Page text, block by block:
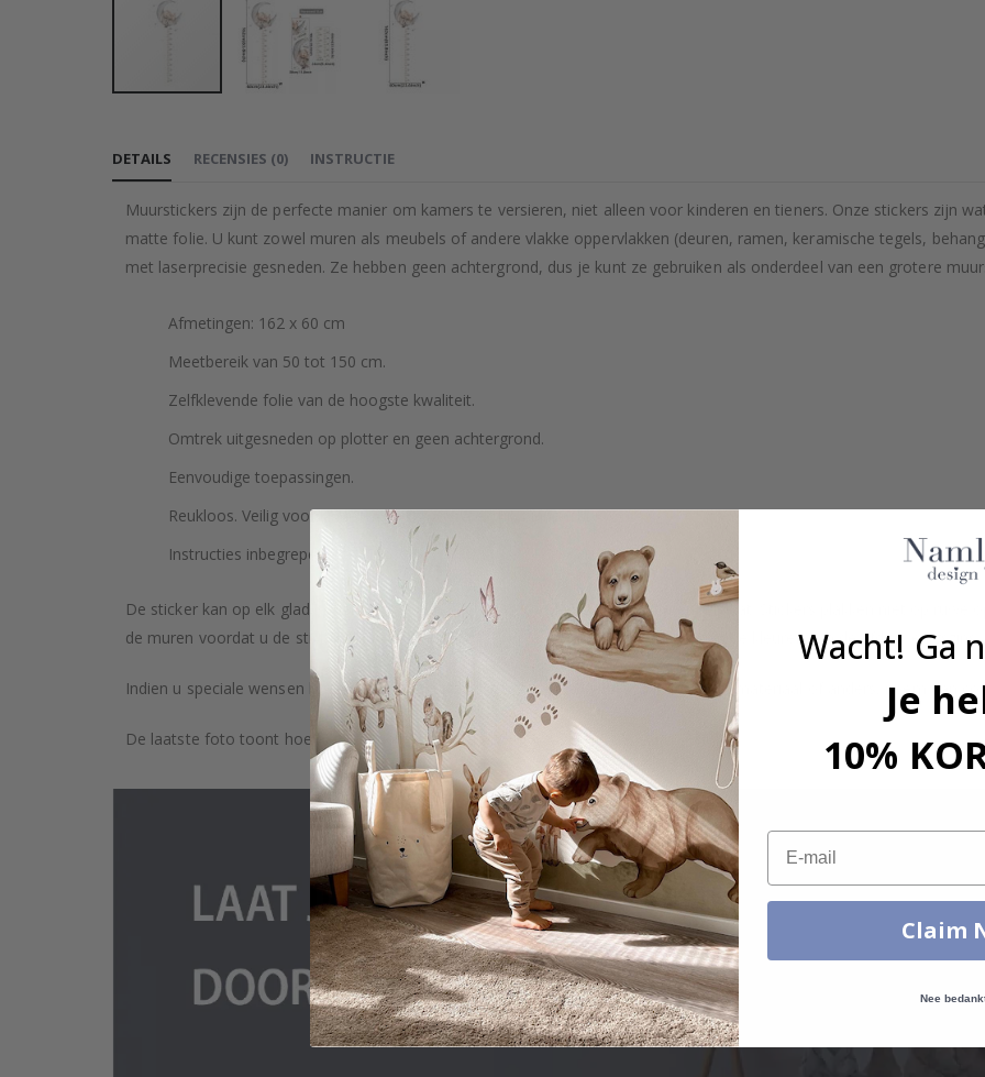
het
van
de
afbeeldingen-
DETAILS
Muurstickers zijn de perfecte manier om kamers te versieren, niet alleen voor kinderen en tieners. Onze stickers zijn
matte folie. U kunt zowel muren als meubels of andere vlakke oppervlakken (deuren, ramen, keramische tegels,
met laserprecisie gesneden. Ze hebben geen achtergrond, dus je kunt ze gebruiken als onderdeel van een grotere
Afmetingen: 162 x 60 cm
Meetbereik van 50 tot 150 cm.
Zelfklevende folie van de hoogste kwaliteit.
Omtrek uitgesneden op plotter en geen achtergrond.
Eenvoudige toepassingen.
Reukloos. Veilig voor kinderen. Veilig voor gebruik binnenshuis.
Instructies inbegrepen.
De sticker kan op elk glad oppervlak worden geplaatst, b.v. glas-, wand- of meubelplaat. Stickers plakken niet op ruwe
de muren voordat u de stickers plakt. Afhankelijk van de monitorinstellingen kunnen de kleuren van de afdruk enigszins
Indien u speciale wensen heeft, zoals aangepaste grootte, hoeveelheid, kleur, vorm, materiaal of anders, neem dan
De laatste foto toont hoe het product wordt verpakt.
RECENSIES (0) INSTRUCTIE
Wacht! Ga
Je
10%
Email
Claim
Nee